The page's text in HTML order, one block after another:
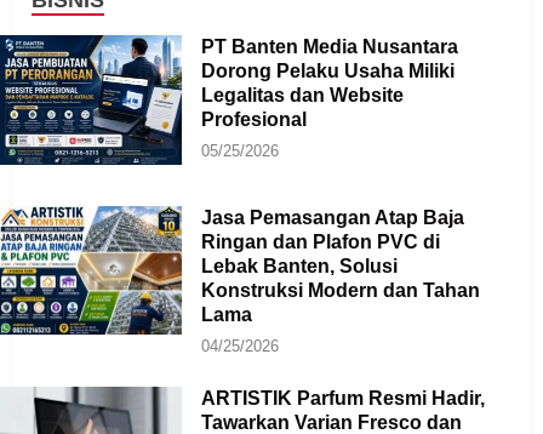
PT Banten Media Nusantara
Dorong Pelaku Usaha Miliki
Legalitas dan Website
Profesional
05/25/2026
Jasa Pemasangan Atap Baja
Ringan dan Plafon PVC di
Lebak Banten, Solusi
Konstruksi Modern dan Tahan
Lama
04/25/2026
ARTISTIK Parfum Resmi Hadir,
Tawarkan Varian Fresco dan